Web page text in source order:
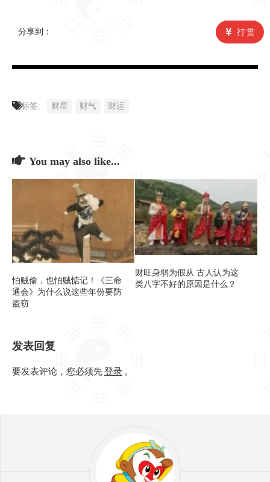
分享到： 打赏
标签: 财星 财气 财运
You may also like...
怕贼偷，也怕贼惦记！《三命
通会》为什么说这些年份要防
盗窃
财旺身弱为假从 古人认为这
类八字不好的原因是什么？
发表回复
要发表评论，您必须先登录 。